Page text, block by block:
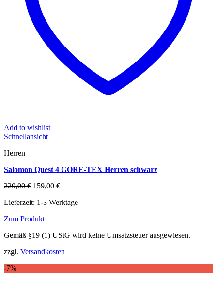
Add to wishlist
Schnellansicht
Herren
Salomon Quest 4 GORE-TEX Herren schwarz
220,00€ Ursprünglicher
war:
159,00 €Aktueller
ist:
Lieferzeit: 1-3 Werktage
Zum Produkt
Produkt
mehrere
auf.
Gemäß §19 (1) UStG wird keine Umsatzsteuer ausgewiesen.
zzgl. Versandkosten
-7%